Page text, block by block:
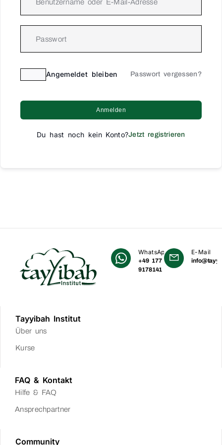
Angemeldet bleiben Passwort vergessen?
Anmelden
Du hast noch kein Konto?Jetzt registrieren
WhatsApp
+49 177
9178141
E-Mail
Tayyibah Institut
Über uns
Kurse
FAQ & Kontakt
Hilfe & FAQ
Ansprechpartner
Community